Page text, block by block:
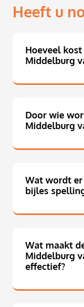
Heeft u
Hoeveel
Middelburg
Door wie
Middelburg
Wat wordt
bijles
Wat maakt
Middelburg
effectief?